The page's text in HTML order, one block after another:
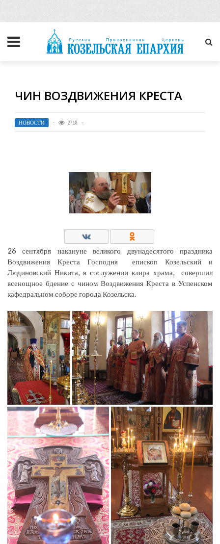
ЧИН ВОЗДВИЖЕНИЯ КРЕСТА
НОВОСТИ 2718
26 сентября накануне великого двунадесятого праздника
Воздвижения Креста Господня епископ Козельский и
Людиновский Никита, в сослужении клира храма, совершил
всенощное бдение с чином Воздвижения Креста в Успенском
кафедральном соборе города Козельска.